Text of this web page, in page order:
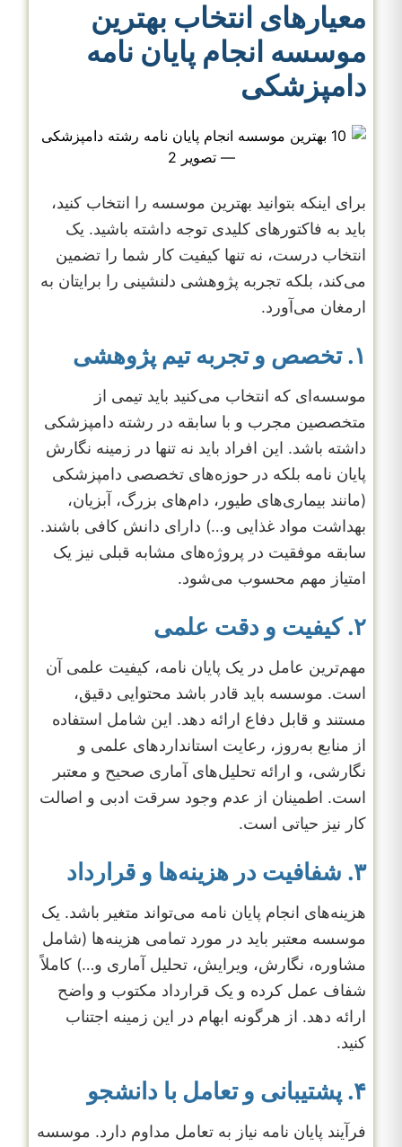
معیارهای انتخاب بهترین
موسسه انجام پایان نامه
دامپزشکی
برای اینکه بتوانید بهترین موسسه را انتخاب کنید،
باید به فاکتورهای کلیدی توجه داشته باشید. یک
انتخاب درست، نه تنها کیفیت کار شما را تضمین
می‌کند، بلکه تجربه پژوهشی دلنشینی را برایتان به
ارمغان می‌آورد.
۱. تخصص و تجربه تیم پژوهشی
موسسه‌ای که انتخاب می‌کنید باید تیمی از
متخصصین مجرب و با سابقه در رشته دامپزشکی
داشته باشد. این افراد باید نه تنها در زمینه نگارش
پایان نامه بلکه در حوزه‌های تخصصی دامپزشکی
(مانند بیماری‌های طیور، دام‌های بزرگ، آبزیان،
بهداشت مواد غذایی و…) دارای دانش کافی باشند.
سابقه موفقیت در پروژه‌های مشابه قبلی نیز یک
امتیاز مهم محسوب می‌شود.
۲. کیفیت و دقت علمی
مهم‌ترین عامل در یک پایان نامه، کیفیت علمی آن
است. موسسه باید قادر باشد محتوایی دقیق،
مستند و قابل دفاع ارائه دهد. این شامل استفاده
از منابع به‌روز، رعایت استانداردهای علمی و
نگارشی، و ارائه تحلیل‌های آماری صحیح و معتبر
است. اطمینان از عدم وجود سرقت ادبی و اصالت
کار نیز حیاتی است.
۳. شفافیت در هزینه‌ها و قرارداد
هزینه‌های انجام پایان نامه می‌تواند متغیر باشد. یک
موسسه معتبر باید در مورد تمامی هزینه‌ها (شامل
مشاوره، نگارش، ویرایش، تحلیل آماری و…) کاملاً
شفاف عمل کرده و یک قرارداد مکتوب و واضح
ارائه دهد. از هرگونه ابهام در این زمینه اجتناب
کنید.
۴. پشتیبانی و تعامل با دانشجو
فرآیند پایان نامه نیاز به تعامل مداوم دارد. موسسه